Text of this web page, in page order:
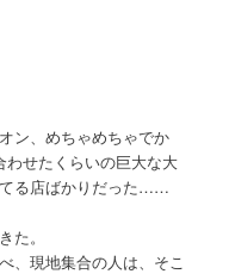
ン、めちゃめちゃでか
せたくらいの巨大な大
る店ばかりだった……
た。
、現地集合の人は、そこ